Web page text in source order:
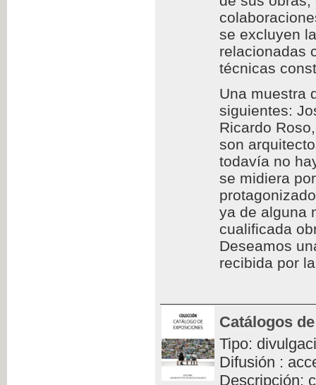
se excluyen
relacionadas
técnicas
Una muestra
siguientes:
Ricardo
son
todavía no
se midiera
ya de alguna
cualificada
Deseamos
recibida por
Catálogos
Tipo:
Difusión :
Descripción: